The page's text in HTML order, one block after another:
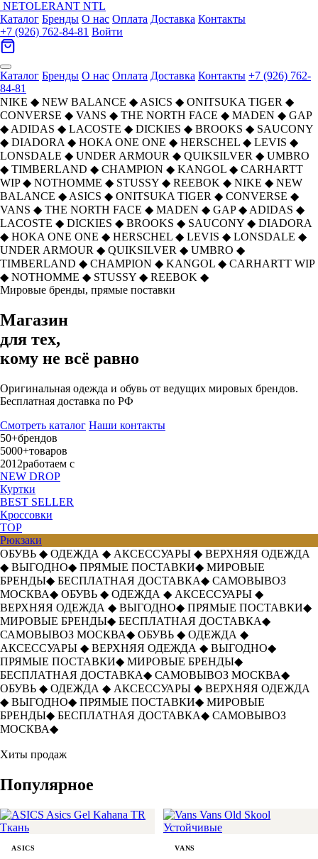
NETOLERANT NTL
Каталог Бренды О нас Оплата Доставка Контакты
+7 (926) 762-84-81 Войти
Каталог Бренды О нас Оплата Доставка Контакты +7 (926) 762-
84-81
NIKE ◆ NEW BALANCE ◆ ASICS ◆ ONITSUKA TIGER ◆
CONVERSE ◆ VANS ◆ THE NORTH FACE ◆ MADEN ◆ GAP
◆ ADIDAS ◆ LACOSTE ◆ DICKIES ◆ BROOKS ◆ SAUCONY
◆ DIADORA ◆ HOKA ONE ONE ◆ HERSCHEL ◆ LEVIS ◆
LONSDALE ◆ UNDER ARMOUR ◆ QUIKSILVER ◆ UMBRO
◆ TIMBERLAND ◆ CHAMPION ◆ KANGOL ◆ CARHARTT
WIP ◆ NOTHOMME ◆ STUSSY ◆ REEBOK ◆ NIKE ◆ NEW
BALANCE ◆ ASICS ◆ ONITSUKA TIGER ◆ CONVERSE ◆
VANS ◆ THE NORTH FACE ◆ MADEN ◆ GAP ◆ ADIDAS ◆
LACOSTE ◆ DICKIES ◆ BROOKS ◆ SAUCONY ◆ DIADORA
◆ HOKA ONE ONE ◆ HERSCHEL ◆ LEVIS ◆ LONSDALE ◆
UNDER ARMOUR ◆ QUIKSILVER ◆ UMBRO ◆
TIMBERLAND ◆ CHAMPION ◆ KANGOL ◆ CARHARTT WIP
◆ NOTHOMME ◆ STUSSY ◆ REEBOK ◆
Мировые бренды, прямые поставки
Магазин
для тех,
кому не всё равно
Оригинальная одежда и обувь от ведущих мировых брендов.
Бесплатная доставка по РФ
Смотреть каталог Наши контакты
50+брендов
5000+товаров
2012работаем с
NEW DROP
Куртки
BEST SELLER
Кроссовки
TOP
Рюкзаки
ОБУВЬ ◆ ОДЕЖДА ◆ АКСЕССУАРЫ ◆ ВЕРХНЯЯ ОДЕЖДА
◆ ВЫГОДНО◆ ПРЯМЫЕ ПОСТАВКИ◆ МИРОВЫЕ
БРЕНДЫ◆ БЕСПЛАТНАЯ ДОСТАВКА◆ САМОВЫВОЗ
МОСКВА◆ ОБУВЬ ◆ ОДЕЖДА ◆ АКСЕССУАРЫ ◆
ВЕРХНЯЯ ОДЕЖДА ◆ ВЫГОДНО◆ ПРЯМЫЕ ПОСТАВКИ◆
МИРОВЫЕ БРЕНДЫ◆ БЕСПЛАТНАЯ ДОСТАВКА◆
САМОВЫВОЗ МОСКВА◆ ОБУВЬ ◆ ОДЕЖДА ◆
АКСЕССУАРЫ ◆ ВЕРХНЯЯ ОДЕЖДА ◆ ВЫГОДНО◆
ПРЯМЫЕ ПОСТАВКИ◆ МИРОВЫЕ БРЕНДЫ◆
БЕСПЛАТНАЯ ДОСТАВКА◆ САМОВЫВОЗ МОСКВА◆
ОБУВЬ ◆ ОДЕЖДА ◆ АКСЕССУАРЫ ◆ ВЕРХНЯЯ ОДЕЖДА
◆ ВЫГОДНО◆ ПРЯМЫЕ ПОСТАВКИ◆ МИРОВЫЕ
БРЕНДЫ◆ БЕСПЛАТНАЯ ДОСТАВКА◆ САМОВЫВОЗ
МОСКВА◆
Хиты продаж
Популярное
ASICS VANS